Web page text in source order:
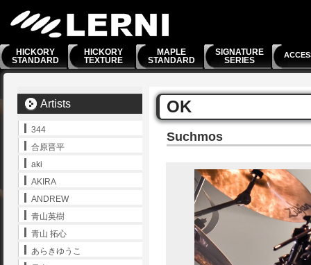
HICKORY
STANDARD
HICKORY
TEXTURE
MAPLE
STANDARD
SIGNATURE
SERIES
OK
Suchmos
Artists
344
合原晋平
aki
AKIRA
ANDREW
青山英樹
青山 拓心
あらきゆうこ